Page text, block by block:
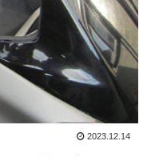
2023.12.14